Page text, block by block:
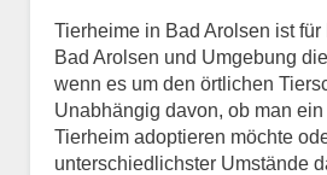
Tierheime in Bad Arolsen ist
Bad Arolsen und Umgebung
wenn es um den örtlichen
Unabhängig davon, ob man
Tierheim adoptieren möchte
unterschiedlichster Umstände